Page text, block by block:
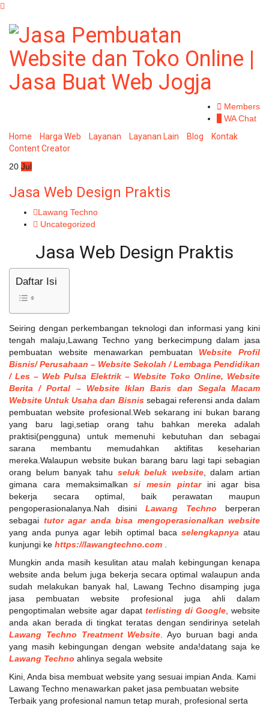
Members
WA Chat
Home
Harga Web Layanan Layanan Lain Blog
Kontak
Content Creator
20 Jul
Jasa Web Design Praktis
Lawang Techno
Uncategorized
Jasa Web Design Praktis
Daftar Isi
Seiring dengan perkembangan teknologi dan informasi yang kini
tengah malaju,Lawang Techno yang berkecimpung dalam jasa
pembuatan website menawarkan pembuatan Website Profil
Bisnis/ Perusahaan – Website Sekolah / Lembaga Pendidikan
/ Les – Web Pulsa Elektrik – Website Toko Online, Website
Berita / Portal – Website Iklan Baris dan Segala Macam
Website Untuk Usaha dan Bisnis sebagai referensi anda dalam
pembuatan website profesional.Web sekarang ini bukan barang
yang baru lagi,setiap orang tahu bahkan mereka adalah
praktisi(pengguna) untuk memenuhi kebutuhan dan sebagai
sarana membantu memudahkan aktifitas keseharian
mereka.Walaupun website bukan barang baru lagi tapi sebagian
orang belum banyak tahu seluk beluk website, dalam artian
gimana cara memaksimalkansi mesin pintar ini agar bisa
bekerja secara optimal, baik perawatan maupun
pengoperasionalanya.Nah disini Lawang Techno
berperan
sebagai tutor agar anda bisa mengoperasionalkan website
yang anda punya agar lebih optimal baca selengkapnya atau
kunjungi ke https://lawangtechno.com
Mungkin anda masih kesulitan atau malah kebingungan kenapa
website anda belum juga bekerja secara optimal walaupun anda
sudah melakukan banyak hal, Lawang Techno disamping juga
jasa pembuatan website profesional juga ahli dalam
pengoptimalan website agar dapat terlisting di Google , website
anda akan berada di tingkat teratas dengan sendirinya setelah
Lawang Techno Treatment Website . Ayo buruan bagi anda
yang masih kebingungan dengan website anda!datang saja ke
Lawang Techno ahlinya segala website
Kini, Anda bisa membuat website yang sesuai impian Anda. Kami
Lawang Techno menawarkan paket jasa pembuatan website
Terbaik yang profesional namun tetap murah, profesional serta